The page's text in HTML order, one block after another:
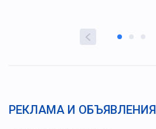
РЕКЛАМА И ОБЪЯВЛЕНИЯ